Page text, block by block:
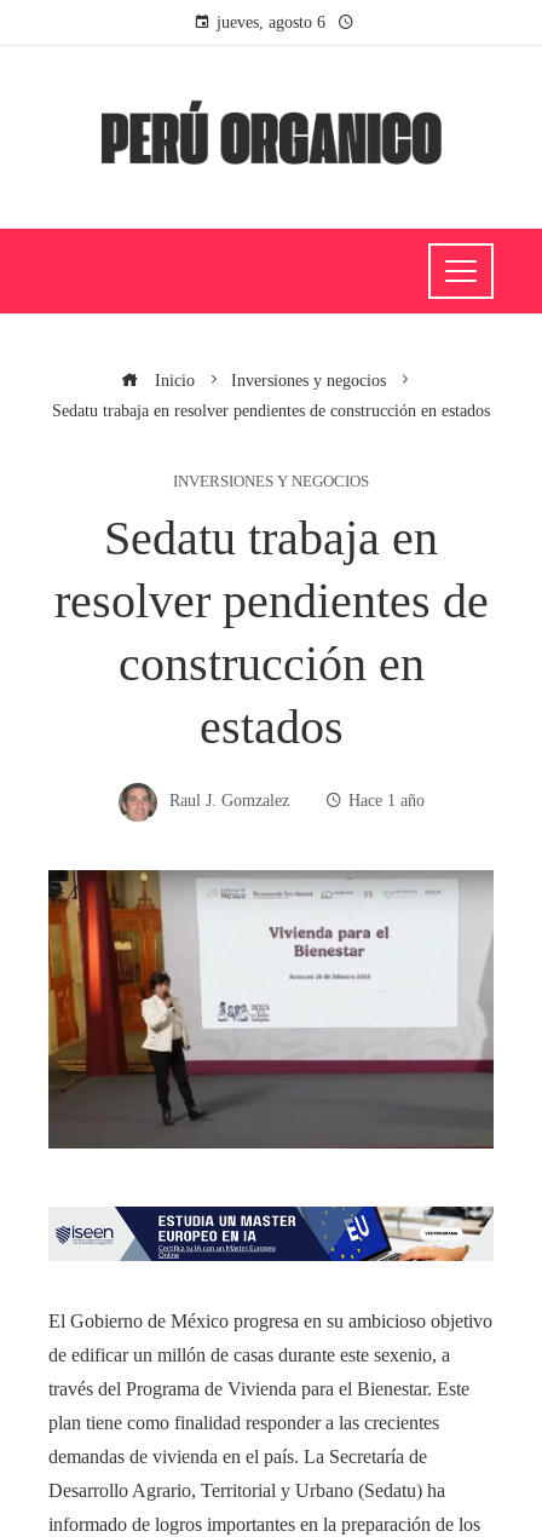
jueves, agosto 6
Inicio
Inversiones y negocios
Sedatu trabaja en resolver pendientes de construcción en estados
INVERSIONES Y NEGOCIOS
Sedatu trabaja en
resolver pendientes de
construcción en
estados
Raul J. Gomzalez Hace 1 año
El Gobierno de México progresa en su ambicioso objetivo
de edificar un millón de casas durante este sexenio, a
través del Programa de Vivienda para el Bienestar. Este
plan tiene como finalidad responder a las crecientes
demandas de vivienda en el país. La Secretaría de
Desarrollo Agrario, Territorial y Urbano (Sedatu) ha
informado de logros importantes en la preparación de los